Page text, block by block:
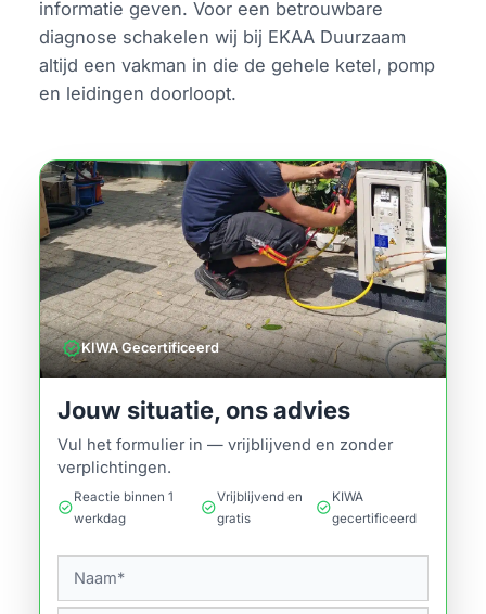
informatie geven. Voor een betrouwbare
diagnose schakelen wij bij EKAA Duurzaam
altijd een vakman in die de gehele ketel, pomp
en leidingen doorloopt.
verifiedKIWA Gecertificeerd
Jouw situatie, ons advies
Vul het formulier in — vrijblijvend en zonder
verplichtingen.
check_circle
Reactie binnen 1
werkdag
check_circle
Vrijblijvend en
gratis
check_circle
KIWA
gecertificeerd